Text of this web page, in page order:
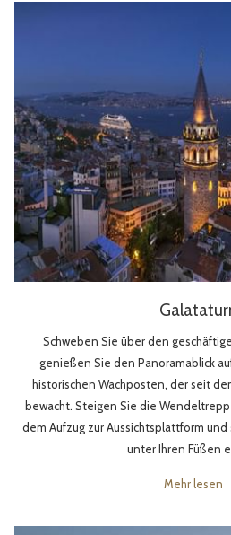
Schweben Sie über den
genießen Sie den Panoramablick
historischen Wachposten, der seit
bewacht. Steigen Sie die
dem Aufzug zur Aussichtsplattform
unter Ihren Füßen
Mehr lesen